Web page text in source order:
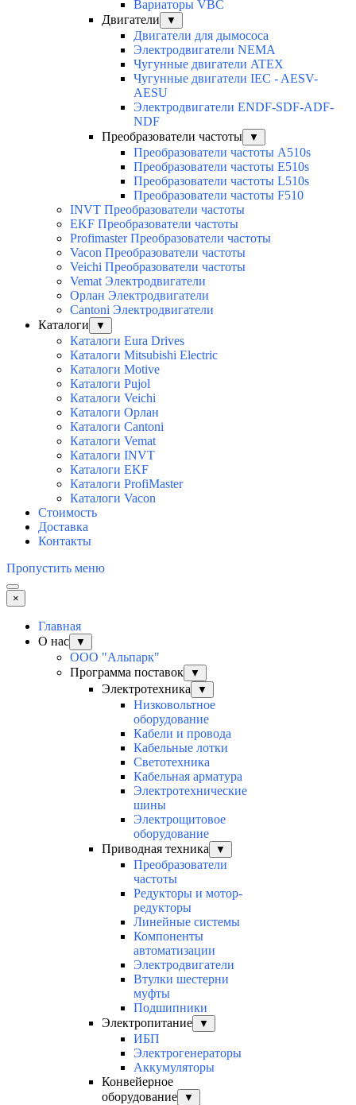
Вариаторы VBC
Двигатели
▼
Двигатели для дымососа
Электродвигатели NEMA
Чугунные двигатели ATEX
Чугунные двигатели IEC - AESV-
AESU
Электродвигатели ENDF-SDF-ADF-
NDF
Преобразователи частоты
▼
Преобразователи частоты A510s
Преобразователи частоты E510s
Преобразователи частоты L510s
Преобразователи частоты F510
INVT Преобразователи частоты
EKF Преобразователи частоты
Profimaster Преобразователи частоты
Vacon Преобразователи частоты
Veichi Преобразователи частоты
Vemat Электродвигатели
Орлан Электродвигатели
Cantoni Электродвигатели
Каталоги
▼
Каталоги Eura Drives
Каталоги Mitsubishi Electric
Каталоги Motive
Каталоги Pujol
Каталоги Veichi
Каталоги Орлан
Каталоги Cantoni
Каталоги Vemat
Каталоги INVT
Каталоги EKF
Каталоги ProfiMaster
Каталоги Vacon
Стоимость
Доставка
Контакты
Пропустить меню
×
Главная
О нас
▼
ООО "Альпарк"
Программа поставок
▼
Электротехника ▼
Низковольтное
оборудование
Кабели и провода
Кабельные лотки
Светотехника
Кабельная арматура
Электротехнические
шины
Электрощитовое
оборудование
Приводная техника
▼
Преобразователи
частоты
Редукторы и мотор-
редукторы
Линейные системы
Компоненты
автоматизации
Электродвигатели
Втулки шестерни
муфты
Подшипники
Электропитание
▼
ИБП
Электрогенераторы
Аккумуляторы
Конвейерное
оборудование
▼